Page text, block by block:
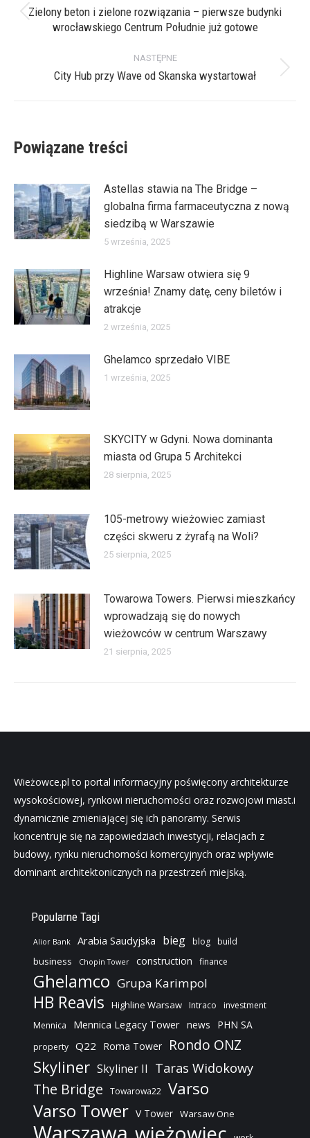
wpisów
Poprzedni
Zielony beton i zielone rozwiązania – pierwsze budynki
wrocławskiego Centrum Południe już gotowe
NASTĘPNE
Następny
City Hub przy Wave od Skanska wystartował
Powiązane treści
Astellas stawia na The Bridge –
globalna firma farmaceutyczna z nową
siedzibą w Warszawie
5 września, 2025
Highline Warsaw otwiera się 9
września! Znamy datę, ceny biletów i
atrakcje
2 września, 2025
Ghelamco sprzedało VIBE
1 września, 2025
SKYCITY w Gdyni. Nowa dominanta
miasta od Grupa 5 Architekci
28 sierpnia, 2025
105-metrowy wieżowiec zamiast
części skweru z żyrafą na Woli?
25 sierpnia, 2025
Towarowa Towers. Pierwsi mieszkańcy
wprowadzają się do nowych
wieżowców w centrum Warszawy
21 sierpnia, 2025
Wieżowce.pl to portal informacyjny poświęcony architekturze
wysokościowej, rynkowi nieruchomości oraz rozwojowi miast.i
dynamicznie zmieniającej się ich panoramy. Serwis
koncentruje się na zapowiedziach inwestycji, relacjach z
budowy, rynku nieruchomości komercyjnych oraz wpływie
dominant architektonicznych na przestrzeń miejską.
Popularne Tagi
Alior Bank Arabia Saudyjska bieg blog build
business Chopin Tower construction finance
Ghelamco Grupa Karimpol
HB Reavis Highline Warsaw Intraco
investment
Mennica
Mennica Legacy Tower news PHN SA
property Q22 Roma Tower Rondo ONZ
Skyliner Skyliner II Taras Widokowy
The Bridge Towarowa22 Varso
Varso Tower V Tower Warsaw One